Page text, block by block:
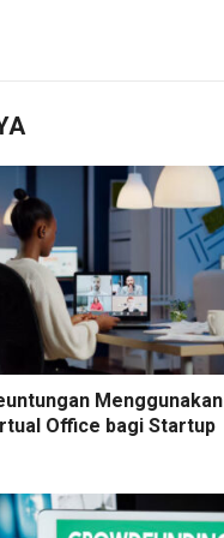
Menggunakan
Office bagi Startup